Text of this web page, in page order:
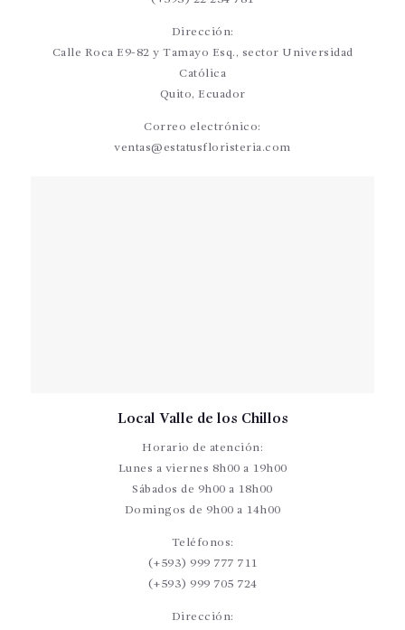
Dirección:
Calle Roca E9-82 y Tamayo Esq., sector Universidad
Católica
Quito, Ecuador
Correo electrónico:
ventas@estatusfloristeria.com
Local Valle de los Chillos
Horario de atención:
Lunes a viernes 8h00 a 19h00
Sábados de 9h00 a 18h00
Domingos de 9h00 a 14h00
Teléfonos:
(+593) 999 777 711
(+593) 999 705 724
Dirección: